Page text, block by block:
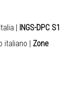
INGS-DPC S1
italiano
Zone